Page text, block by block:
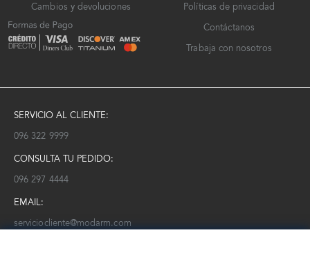
Cambios y devoluciones
Políticas de privacidad
Contáctanos
Trabaja con nosotros
SERVICIO AL CLIENTE:
096 322 9999
CONSULTA TU PEDIDO:
096 297 4444
EMAIL:
serviciocliente@modarm.com